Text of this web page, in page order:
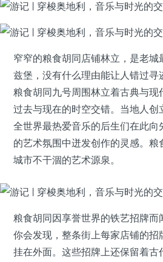
窄窄的粮食胡同店铺林立，是老
兹堡，没有什么理由能让人错过寻
粮食胡同九号周围林立着古典与现
过去与现在的时空交错。当地人创
全世界最热爱音乐的后生们在此向
的艺术氛围中迸发创作的灵感。粮
城市不干涸的艺术源泉。
粮食胡同因享誉世界的铁艺招牌而
你会发现，整条街上每家店铺的招
挂在外面。这些招牌上还保留着古